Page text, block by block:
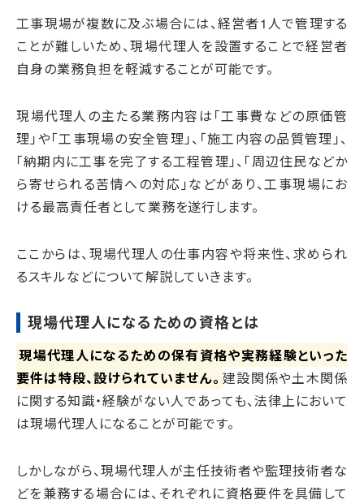
工事現場が複数に及ぶ場合には、経営者1人で管理する
ことが難しいため、現場代理人を設置することで経営者
自身の業務負担を軽減することが可能です。
現場代理人の主たる業務内容は「工事費などの原価管
理」や「工事現場の安全管理」、「施工内容の品質管理」、
「納期内に工事を完了する工程管理」、「周辺住民などか
ら寄せられる苦情への対応」などがあり、工事現場にお
ける最高責任者として業務を遂行します。
ここからは、現場代理人の仕事内容や将来性、求められ
るスキルなどについて解説していきます。
現場代理人になるための資格とは
現場代理人になるための保有資格や実務経験といった
要件は特段、設けられていません。 建設関係や土木関係
に関する知識・経験がない人であっても、法律上において
は現場代理人になることが可能です。
しかしながら、現場代理人が主任技術者や監理技術者な
どを兼務する場合には、それぞれに資格要件を具備して